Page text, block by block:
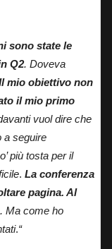
sono state le
Q2. Doveva
l mio obiettivo non
il mio primo
vuol dire che
a seguire
più tosta per il
. La conferenza
pagina. Al
. Ma come ho
.“